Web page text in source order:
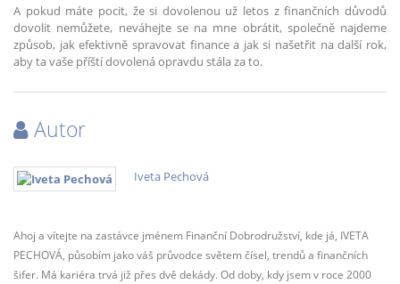
A pokud máte pocit, že si dovolenou už letos z finančních důvodů
dovolit nemůžete, neváhejte se na mne obrátit, společně najdeme
způsob, jak efektivně spravovat finance a jak si našetřit na další rok,
aby ta vaše příští dovolená opravdu stála za to.
Autor
Iveta Pechová
Ahoj a vítejte na zastávce jménem Finanční Dobrodružství, kde já, IVETA
PECHOVÁ, působím jako váš průvodce světem čísel, trendů a finančních
šifer. Má kariéra trvá již přes dvě dekády. Od doby, kdy jsem v roce 2000